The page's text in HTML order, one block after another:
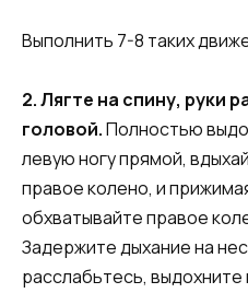
Выполнить 7-8 таких
2. Лягте на спину, руки
головой.Полностью
левую ногу прямой,
правое колено, и
обхватывайте правое
Задержите дыхание на
расслабьтесь,